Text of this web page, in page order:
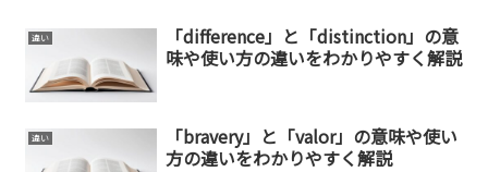
違い
「difference」と「distinction」の意
味や使い方の違いをわかりやすく解説
違い
「bravery」と「valor」の意味や使い
方の違いをわかりやすく解説